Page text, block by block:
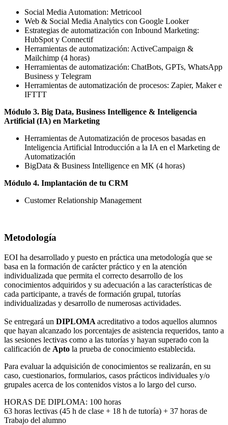
Social Media Automation: Metricool
Web & Social Media Analytics con Google Looker
Estrategias de automatización con Inbound Marketing:
HubSpot y Connectif
Herramientas de automatización: ActiveCampaign &
Mailchimp (4 horas)
Herramientas de automatización: ChatBots, GPTs, WhatsApp
Business y Telegram
Herramientas de automatización de procesos: Zapier, Maker e
IFTTT
Módulo 3. Big Data, Business Intelligence & Inteligencia
Artificial (IA) en Marketing
Herramientas de Automatización de procesos basadas en
Inteligencia Artificial Introducción a la IA en el Marketing de
Automatización
BigData & Business Intelligence en MK (4 horas)
Módulo 4. Implantación de tu CRM
Customer Relationship Management
Metodología
EOI ha desarrollado y puesto en práctica una metodología que se
basa en la formación de carácter práctico y en la atención
individualizada que permita el correcto desarrollo de los
conocimientos adquiridos y su adecuación a las características de
cada participante, a través de formación grupal, tutorías
individualizadas y desarrollo de numerosas actividades.
Se entregará un DIPLOMA acreditativo a todos aquellos alumnos
que hayan alcanzado los porcentajes de asistencia requeridos, tanto a
las sesiones lectivas como a las tutorías y hayan superado con la
calificación de Apto la prueba de conocimiento establecida.
Para evaluar la adquisición de conocimientos se realizarán, en su
caso, cuestionarios, formularios, casos prácticos individuales y/o
grupales acerca de los contenidos vistos a lo largo del curso.
HORAS DE DIPLOMA: 100 horas
63 horas lectivas (45 h de clase + 18 h de tutoría) + 37 horas de
Trabajo del alumno